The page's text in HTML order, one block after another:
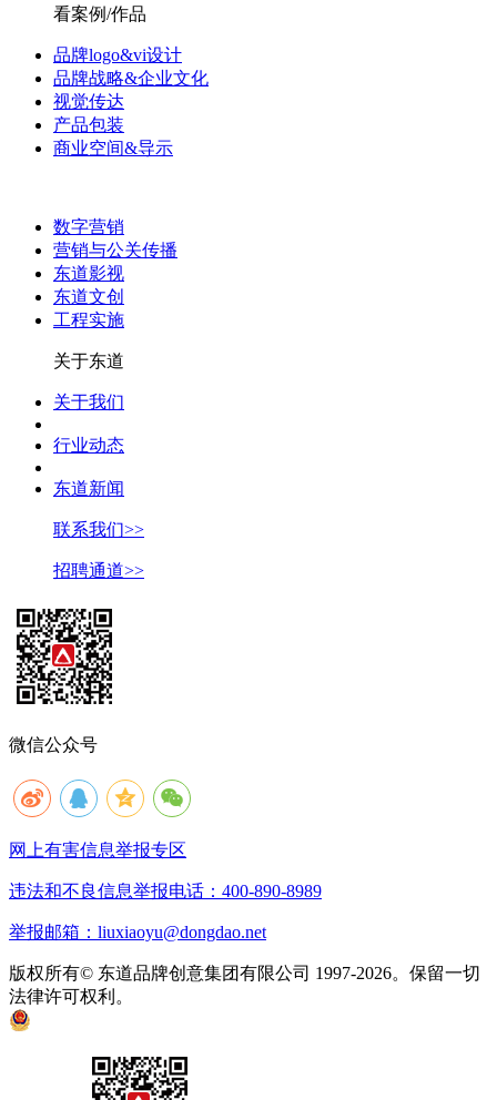
看案例/作品
品牌logo&vi设计
品牌战略&企业文化
视觉传达
产品包装
商业空间&导示
数字营销
营销与公关传播
东道影视
东道文创
工程实施
关于东道
关于我们
行业动态
东道新闻
联系我们>>
招聘通道>>
微信公众号
网上有害信息举报专区
违法和不良信息举报电话：400-890-8989
举报邮箱：liuxiaoyu@dongdao.net
版权所有© 东道品牌创意集团有限公司 1997-2026。保留一切
法律许可权利。